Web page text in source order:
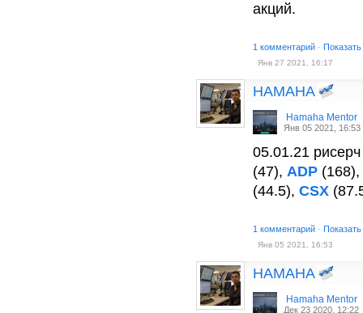
акций.
1 комментарий ·
Янв 27 2021, 16:17
HAMAHA
Hamaha Mentor
Янв 05 2021, 16:53
05.01.21
(47), ADP (168),
(44.5), CSX
1 комментарий ·
Янв 05 2021, 16:53
HAMAHA
Hamaha Mentor
Дек 23 2020, 12:22